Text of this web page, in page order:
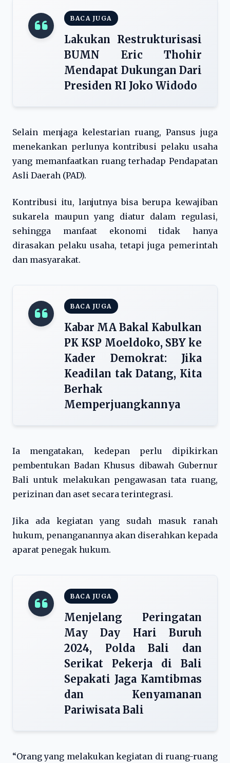
BACA JUGA
Lakukan Restrukturisasi
BUMN Eric Thohir
Mendapat Dukungan Dari
Presiden RI Joko Widodo
Selain menjaga kelestarian ruang, Pansus juga
menekankan perlunya kontribusi pelaku usaha
yang memanfaatkan ruang terhadap Pendapatan
Asli Daerah (PAD).
Kontribusi itu, lanjutnya bisa berupa kewajiban
sukarela maupun yang diatur dalam regulasi,
sehingga manfaat ekonomi tidak hanya
dirasakan pelaku usaha, tetapi juga pemerintah
dan masyarakat.
BACA JUGA
Kabar MA Bakal Kabulkan
PK KSP Moeldoko, SBY ke
Kader Demokrat: Jika
Keadilan tak Datang, Kita
Berhak
Memperjuangkannya
Ia mengatakan, kedepan perlu dipikirkan
pembentukan Badan Khusus dibawah Gubernur
Bali untuk melakukan pengawasan tata ruang,
perizinan dan aset secara terintegrasi.
Jika ada kegiatan yang sudah masuk ranah
hukum, penanganannya akan diserahkan kepada
aparat penegak hukum.
BACA JUGA
Menjelang Peringatan
May Day Hari Buruh
2024, Polda Bali dan
Serikat Pekerja di Bali
Sepakati Jaga Kamtibmas
dan Kenyamanan
Pariwisata Bali
“Orang yang melakukan kegiatan di ruang-ruang